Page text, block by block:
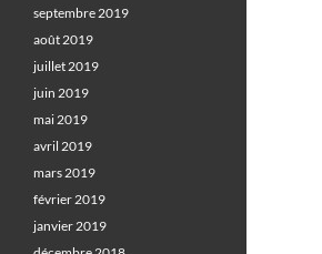
septembre 2019
août 2019
juillet 2019
juin 2019
mai 2019
avril 2019
mars 2019
février 2019
janvier 2019